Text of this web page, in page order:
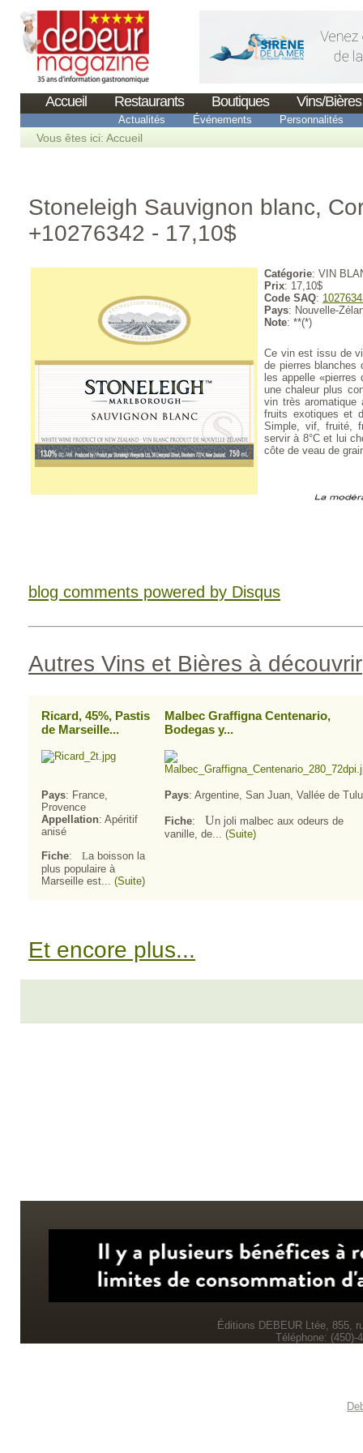
Accueil Restaurants Boutiques Vins/Bières
Actualités Événements Personnalités
Vous êtes ici: Accueil
Stoneleigh Sauvignon blanc,
+10276342 - 17,10$
Catégorie: VIN
Prix: 17,10$
Code SAQ:
Pays: Nouvelle-
Note: **(*)
Ce vin est issu de
de pierres blanches
les appelle
une chaleur plus
vin très aromatique
fruits exotiques et
Simple, vif, fruité,
servir à 8°C et lui
côte de veau de
blog comments powered by Disqus
Autres Vins et Bières à découvrir
Ricard, 45%, Pastis
de Marseille...
Malbec Graffigna Centenario,
Bodegas y...
Pays: France,
Provence
Appellation: Apéritif
anisé
Fiche: La boisson la
plus populaire à
Marseille est... (Suite)
Pays: Argentine, San Juan, Vallée de
Fiche: Un joli malbec aux odeurs de
vanille, de... (Suite)
Et encore plus...
Éditions DEBEUR Ltée, 855,
Téléphone: (450)-